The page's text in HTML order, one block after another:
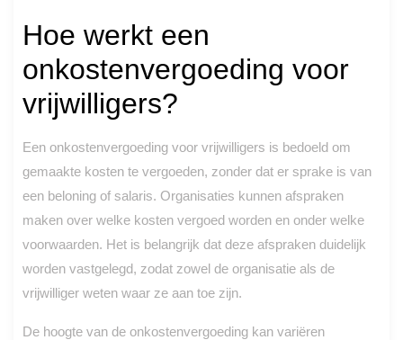
Hoe werkt een
onkostenvergoeding voor
vrijwilligers?
Een onkostenvergoeding voor vrijwilligers is bedoeld om
gemaakte kosten te vergoeden, zonder dat er sprake is van
een beloning of salaris. Organisaties kunnen afspraken
maken over welke kosten vergoed worden en onder welke
voorwaarden. Het is belangrijk dat deze afspraken duidelijk
worden vastgelegd, zodat zowel de organisatie als de
vrijwilliger weten waar ze aan toe zijn.
De hoogte van de onkostenvergoeding kan variëren